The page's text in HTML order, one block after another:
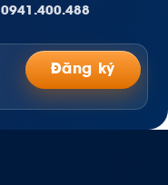
0941.400.488
Đăng ký